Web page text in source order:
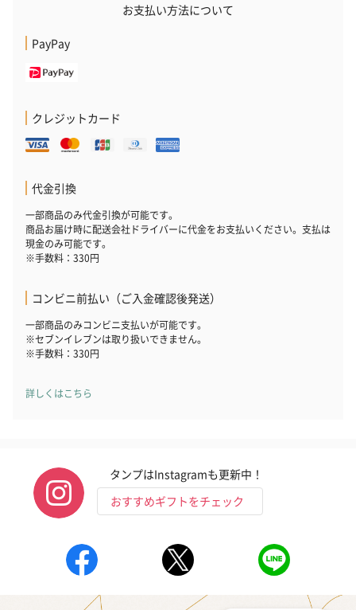
ハンドタオル・ハンカチ
ハンドタオル・ハンカチを同梱してお届けいたします。ギフトへ
の＋αにおすすめです。
花束ハンドタオル（ピ
ンク）（1,760円）
花束ハンドタオル（ブ
花束ハンドタ
キャンドル・お香
キャンドル・お香を同梱してお届けいたします。
フラッグカプセル：イ
（END）（880円）
フラッグカプセル：イ
（St.OSMANTHUS）
（880円）
（880円）
お支払い方法について
PayPay
クレジットカード
代金引換
一部商品のみ代金引換が可能です。
商品お届け時に配送会社ドライバーに代金をお支払いください。支払は
現金のみ可能です。
※手数料：330円
コンビニ前払い（ご入金確認後発送）
一部商品のみコンビニ支払いが可能です。
※セブンイレブンは取り扱いできません。
※手数料：330円
詳しくはこちら
タンプはInstagramも更新中！
おすすめギフトをチェック